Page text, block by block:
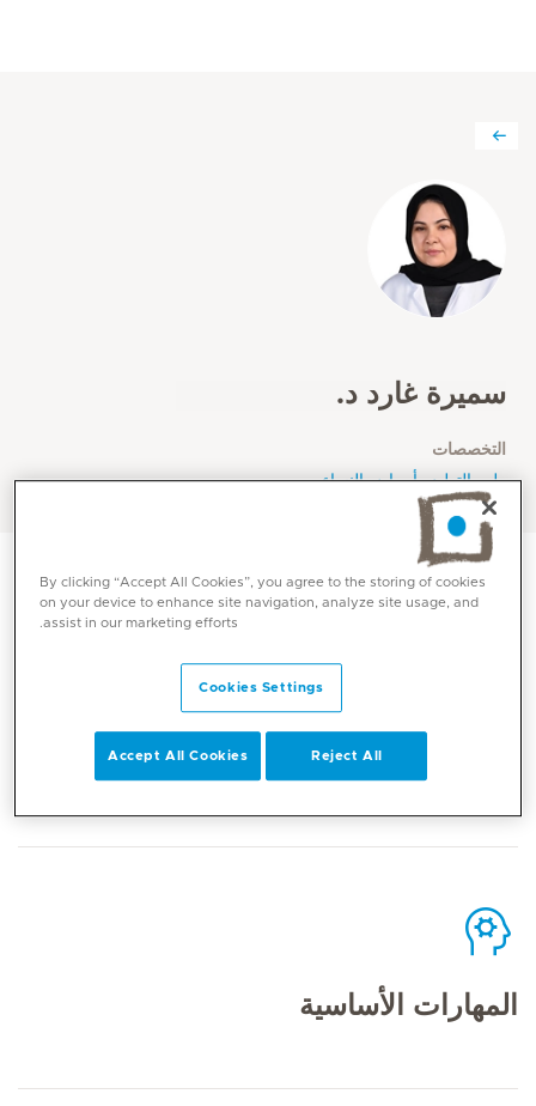
سميرة غارد د.
التخصصات
طب التوليد وأمراض النساء
Mediclinic Middle East Corporate Office
المهارات الأساسية
By clicking “Accept All Cookies”, you agree to the storing of cookies
on your device to enhance site navigation, analyze site usage, and
assist in our marketing efforts.
Cookies Settings
Reject All
Accept All Cookies